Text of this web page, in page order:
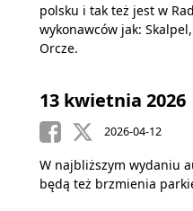
polsku i tak też jest w
wykonawców jak:
Orcze.
13 kwietnia 2026
2026-04-12
W najbliższym wydaniu
będą też brzmienia